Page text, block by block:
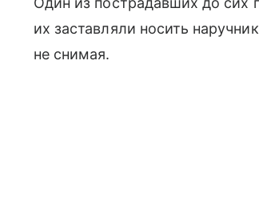
их заставляли носить
не снимая.